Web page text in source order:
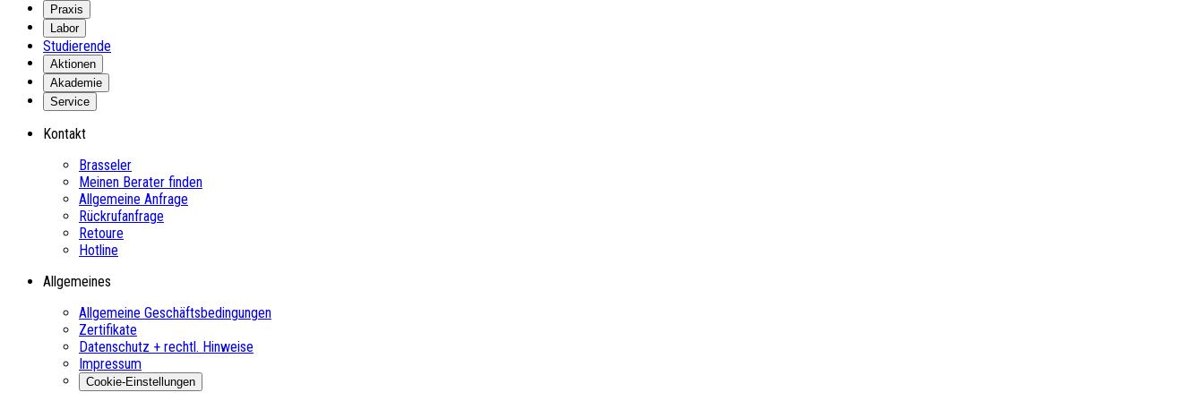
Praxis
Labor
Studierende
Aktionen
Akademie
Service
Kontakt
Brasseler
Meinen Berater finden
Allgemeine Anfrage
Rückrufanfrage
Retoure
Hotline
Allgemeines
Allgemeine Geschäftsbedingungen
Zertifikate
Datenschutz + rechtl. Hinweise
Impressum
Cookie-Einstellungen